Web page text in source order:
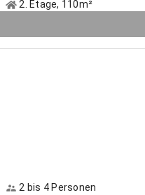
2. Etage, 110m²
2 bis 4 Personen